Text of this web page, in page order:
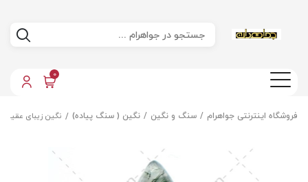
0
فروشگاه اینترنتی جواهرام سنگ و نگین نگین ( سنگ پیاده) نگین زیبای عقیق